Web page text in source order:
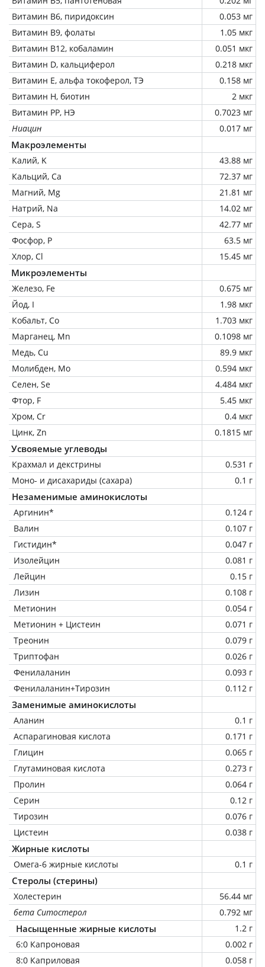
Витамин В6, пиридоксин
0.053 мг
Витамин В9, фолаты
1.05 мкг
Витамин В12, кобаламин
0.051 мкг
Витамин D, кальциферол
0.218 мкг
Витамин Е, альфа токоферол, ТЭ
0.158 мг
Витамин Н, биотин
2 мкг
Витамин РР, НЭ
0.7023 мг
Ниацин
0.017 мг
Макроэлементы
Калий, K
43.88 мг
Кальций, Ca
72.37 мг
Магний, Mg
21.81 мг
Натрий, Na
14.02 мг
Сера, S
42.77 мг
Фосфор, P
63.5 мг
Хлор, Cl
15.45 мг
Микроэлементы
Железо, Fe
0.675 мг
Йод, I
1.98 мкг
Кобальт, Co
1.703 мкг
Марганец, Mn
0.1098 мг
Медь, Cu
89.9 мкг
Молибден, Mo
0.594 мкг
Селен, Se
4.484 мкг
Фтор, F
5.45 мкг
Хром, Cr
0.4 мкг
Цинк, Zn
0.1815 мг
Усвояемые углеводы
Крахмал и декстрины
0.531 г
Моно- и дисахариды (сахара)
0.1 г
Незаменимые аминокислоты
Аргинин*
0.124 г
Валин
0.107 г
Гистидин*
0.047 г
Изолейцин
0.081 г
Лейцин
0.15 г
Лизин
0.108 г
Метионин
0.054 г
Метионин + Цистеин
0.071 г
Треонин
0.079 г
Триптофан
0.026 г
Фенилаланин
0.093 г
Фенилаланин+Тирозин
0.112 г
Заменимые аминокислоты
Аланин
0.1 г
Аспарагиновая кислота
0.171 г
Глицин
0.065 г
Глутаминовая кислота
0.273 г
Пролин
0.064 г
Серин
0.12 г
Тирозин
0.076 г
Цистеин
0.038 г
Жирные кислоты
Омега-6 жирные кислоты 0.1 г
Стеролы (стерины)
Холестерин
56.44 мг
бета Ситостерол
0.792 мг
Насыщенные жирные кислоты
1.2 г
6:0 Капроновая
0.002 г
8:0 Каприловая
0.058 г